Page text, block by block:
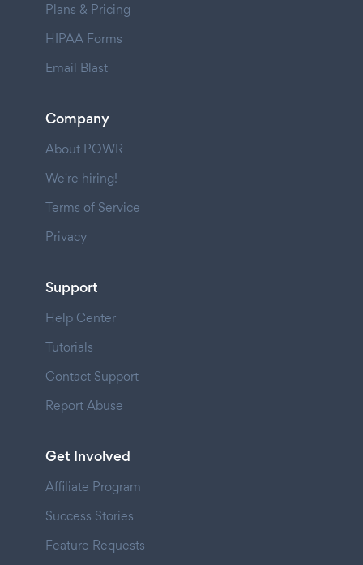
Plans & Pricing
HIPAA Forms
Email Blast
Company
About POWR
We're hiring!
Terms of Service
Privacy
Support
Help Center
Tutorials
Contact Support
Report Abuse
Get Involved
Affiliate Program
Success Stories
Feature Requests